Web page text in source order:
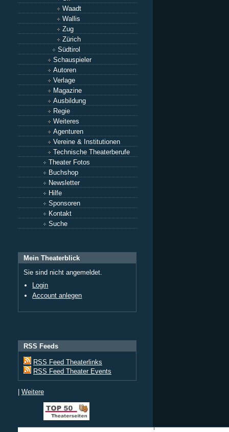
Waadt
Wallis
Zug
Zürich
Südtirol
Schauspieler
Autoren
Verlage
Magazine
Ausbildung
Regie
Weiteres
Agenturen
Vereine & Institutionen
Technische Theaterberufe
Theater Fotos
Buchshop
Newsletter
Hilfe
Sponsoren
Kontakt
Suche
Mein Theaterblick
Sie sind nicht angemeldet.
Login
Account anlegen
RSS Feeds
RSS Feed Theaterlinks
RSS Feed Theater Events
| Weitere